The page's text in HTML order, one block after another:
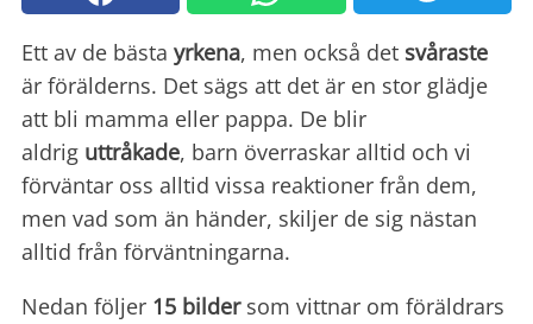
Ett av de bästa yrkena, men också det svåraste
är förälderns. Det sägs att det är en stor glädje
att bli mamma eller pappa. De blir
aldrig uttråkade, barn överraskar alltid och vi
förväntar oss alltid vissa reaktioner från dem,
men vad som än händer, skiljer de sig nästan
alltid från förväntningarna.
Nedan följer 15 bildersom vittnar om föräldrars